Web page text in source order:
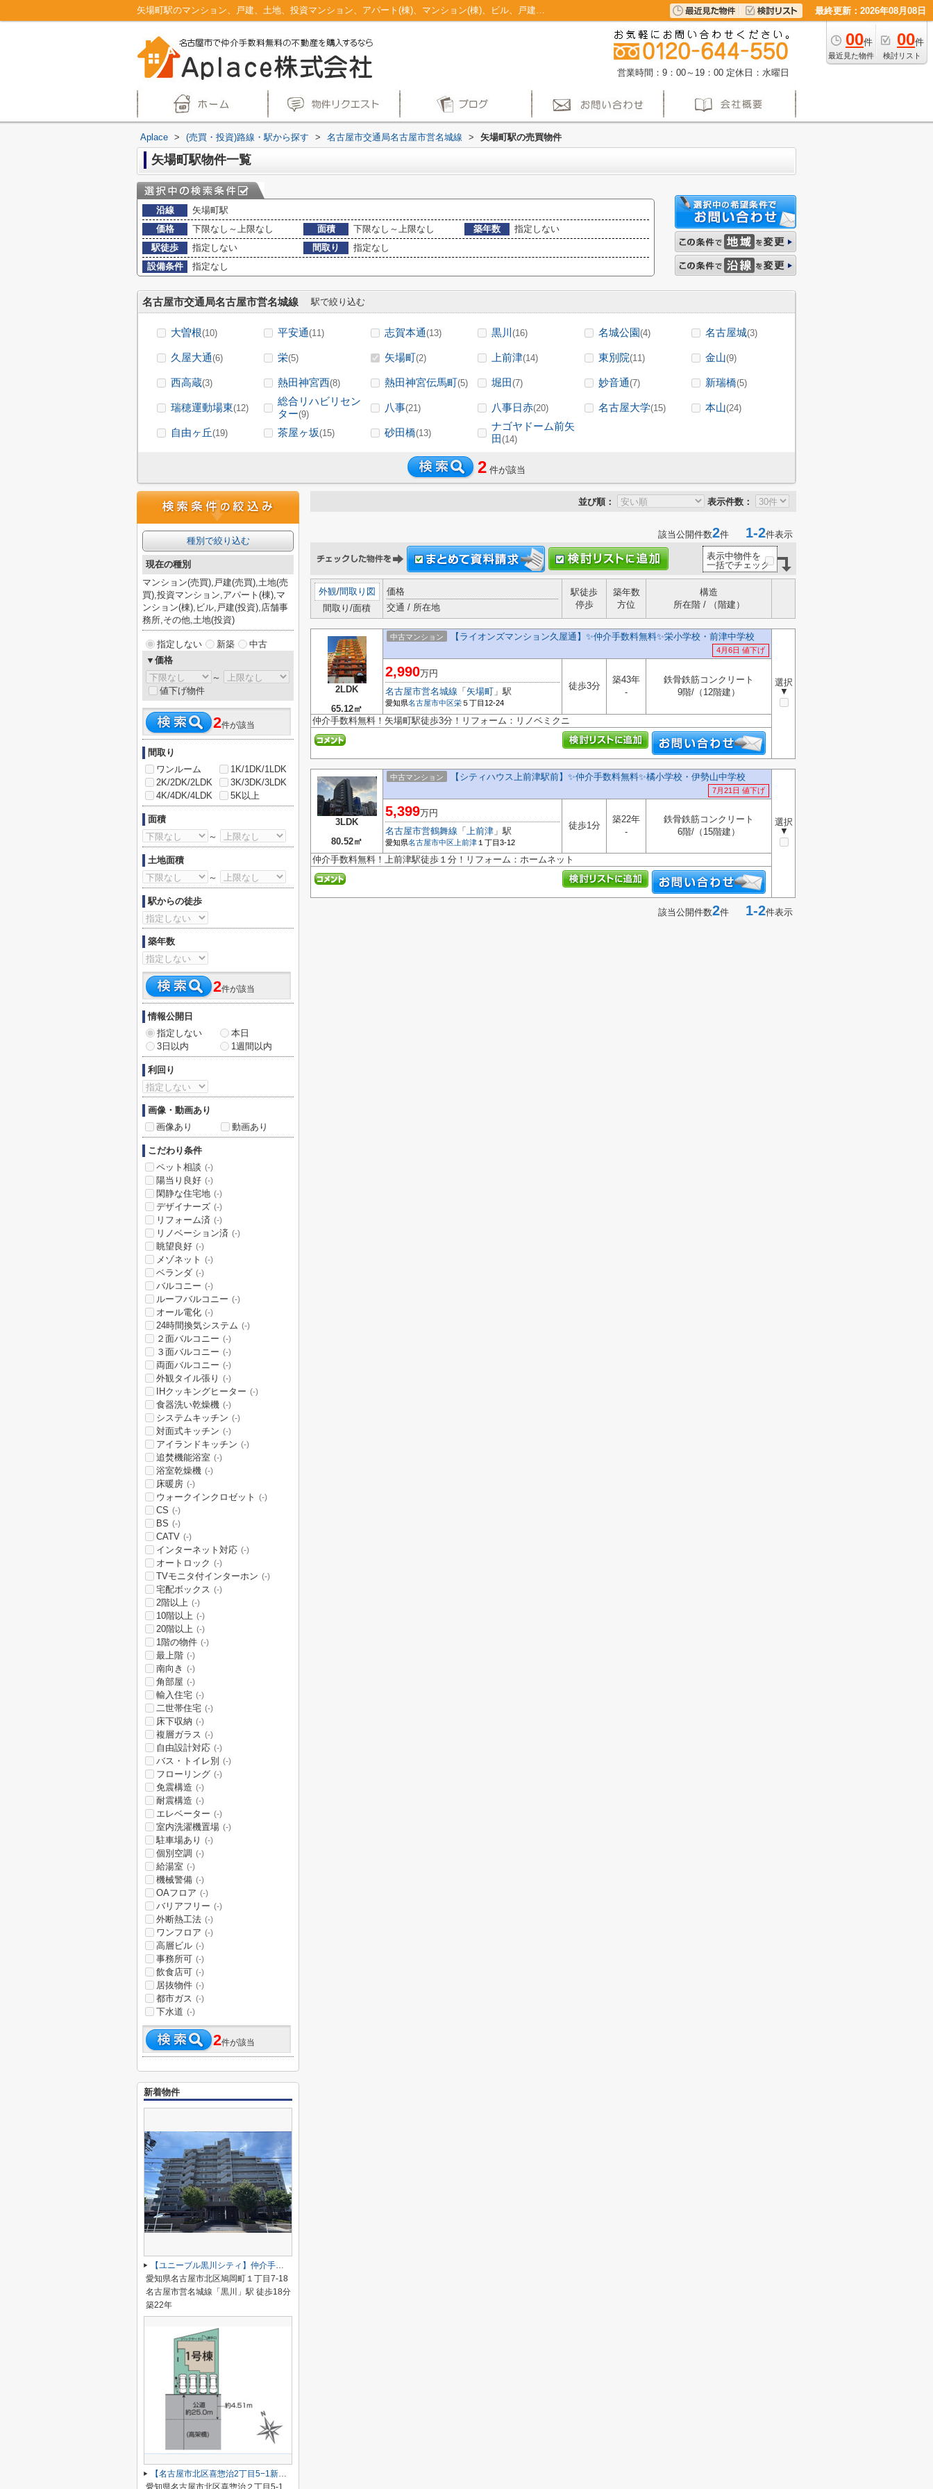
矢場町駅のマンション、戸建、土地、投資マンション、アパート(棟)、マンション(棟)、ビル、戸建、店舗事務所、その他、土地一覧｜仲介手数料無料！名古屋市で新築戸建てを探すならAplace 最終更新：2026年08月08日
00件
最近見た物件
00件
検討リスト
営業時間：9：00～19：00 定休日：水曜日
Aplace > (売買・投資)路線・駅から探す > 名古屋市交通局名古屋市営名城線 > 矢場町駅の売買物件
矢場町駅物件一覧
沿線
矢場町駅
価格
下限なし～上限なし 面積 下限なし～上限なし 築年数
指定しない
駅徒歩
指定しない 間取り
指定なし
設備条件
指定なし
名古屋市交通局名古屋市営名城線 駅で絞り込む
大曽根(10) 平安通(11) 志賀本通(13) 黒川 (16) 名城公園(4) 名古屋城(3)
久屋大通(6) 栄(5) 矢場町(2) 上前津(14) 東別院(11) 金山(9)
西高蔵(3) 熱田神宮西(8) 熱田神宮伝馬町(5) 堀田(7) 妙音通(7) 新瑞橋(5)
瑞穂運動場東(12)
総合リハビリセン
ター(9)
八事(21) 八事日赤(20) 名古屋大学(15) 本山(24)
自由ヶ丘(19) 茶屋ヶ坂(15) 砂田橋(13)
ナゴヤドーム前矢
田(14)
2 件が該当
並び順： 表示件数：
該当公開件数2件 1-2件表示
表示中物件を
一括でチェック
外観/間取り図
間取り/面積
価格
交通 / 所在地
駅徒歩
停歩
築年数
方位
構造
所在階 / （階建）
2LDK
65.12㎡
中古マンション 【ライオンズマンション久屋通】✨️仲介手数料無料✨️栄小学校・前津中学校
4月6日 値下げ
選択
▼
2,990万円
名古屋市営名城線 「 矢場町 」駅
愛知県名古屋市中区栄 ５丁目12-24
徒歩3分
築43年
-
鉄骨鉄筋コンクリート
9階/（12階建）
仲介手数料無料！矢場町駅徒歩3分！リフォーム：リノベミクニ
3LDK
80.52㎡
中古マンション 【シティハウス上前津駅前】✨️仲介手数料無料✨️橘小学校・伊勢山中学校
7月21日 値下げ
選択
▼
5,399万円
名古屋市営鶴舞線 「 上前津 」駅
愛知県名古屋市中区 上前津 １丁目3-12
徒歩1分
築22年
-
鉄骨鉄筋コンクリート
6階/（15階建）
仲介手数料無料！上前津駅徒歩１分！リフォーム：ホームネット
該当公開件数2件 1-2件表示
種別で絞り込む
現在の種別
マンション(売買),戸建(売買),土地(売
買),投資マンション,アパート(棟),マ
ンション(棟),ビル,戸建(投資),店舗事
務所,その他,土地(投資)
指定しない 新築
中古
▼価格
～
値下げ物件
2件が該当
間取り
ワンルーム
1K/1DK/1LDK
2K/2DK/2LDK
3K/3DK/3LDK
4K/4DK/4LDK
5K以上
面積
～
土地面積
～
駅からの徒歩
築年数
2件が該当
情報公開日
指定しない
本日
3日以内
1週間以内
利回り
画像・動画あり
画像あり
動画あり
こだわり条件
ペット相談 (-)
陽当り良好 (-)
閑静な住宅地 (-)
デザイナーズ (-)
リフォーム済 (-)
リノベーション済 (-)
眺望良好 (-)
メゾネット (-)
ベランダ (-)
バルコニー (-)
ルーフバルコニー (-)
オール電化 (-)
24時間換気システム (-)
２面バルコニー (-)
３面バルコニー (-)
両面バルコニー (-)
外観タイル張り (-)
IHクッキングヒーター (-)
食器洗い乾燥機 (-)
システムキッチン (-)
対面式キッチン (-)
アイランドキッチン (-)
追焚機能浴室 (-)
浴室乾燥機 (-)
床暖房 (-)
ウォークインクロゼット (-)
CS (-)
BS (-)
CATV (-)
インターネット対応 (-)
オートロック (-)
TVモニタ付インターホン (-)
宅配ボックス (-)
2階以上 (-)
10階以上 (-)
20階以上 (-)
1階の物件 (-)
最上階 (-)
南向き (-)
角部屋 (-)
輸入住宅 (-)
二世帯住宅 (-)
床下収納 (-)
複層ガラス (-)
自由設計対応 (-)
バス・トイレ別 (-)
フローリング (-)
免震構造 (-)
耐震構造 (-)
エレベーター (-)
室内洗濯機置場 (-)
駐車場あり (-)
個別空調 (-)
給湯室 (-)
機械警備 (-)
OAフロア (-)
バリアフリー (-)
外断熱工法 (-)
ワンフロア (-)
高層ビル (-)
事務所可 (-)
飲食店可 (-)
居抜物件 (-)
都市ガス (-)
下水道 (-)
2件が該当
新着物件
【ユニーブル黒川シティ】仲介手数料無料！城北小学校・北陵中学校
愛知県名古屋市北区鳩岡町１丁目7-18
名古屋市営名城線「黒川」駅 徒歩18分
築22年
【名古屋市北区喜惣治2丁目5−1新築戸建】仲介手数料無料！楠西小学校・楠中学校
愛知県名古屋市北区喜惣治２丁目5-1